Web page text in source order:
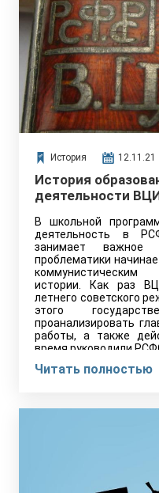
История 12.11.21
История
деятельности
В школьной
деятельность в
занимает
проблематики
коммунистическим
истории. Как раз
летнего советского
этого
проанализировать
работы, а также
время руководили
Читать полностью